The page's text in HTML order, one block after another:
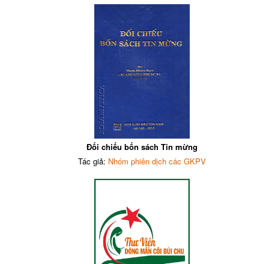
Đối chiếu bốn sách Tin mừng
Tác giả: Nhóm phiên dịch các GKPV